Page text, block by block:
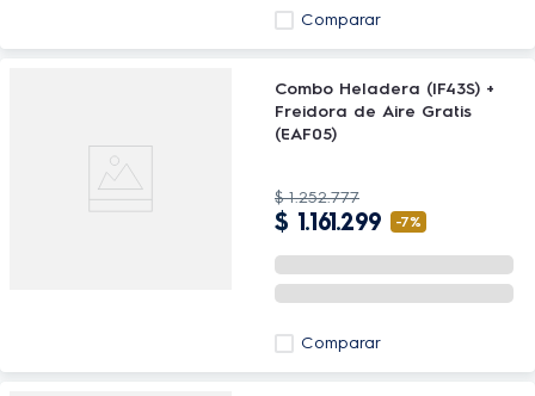
Comparar
Combo Heladera (IF43S) +
Freidora de Aire Gratis
(EAF05)
$ 1.252.777
$ 1.161.299 -7%
Comparar